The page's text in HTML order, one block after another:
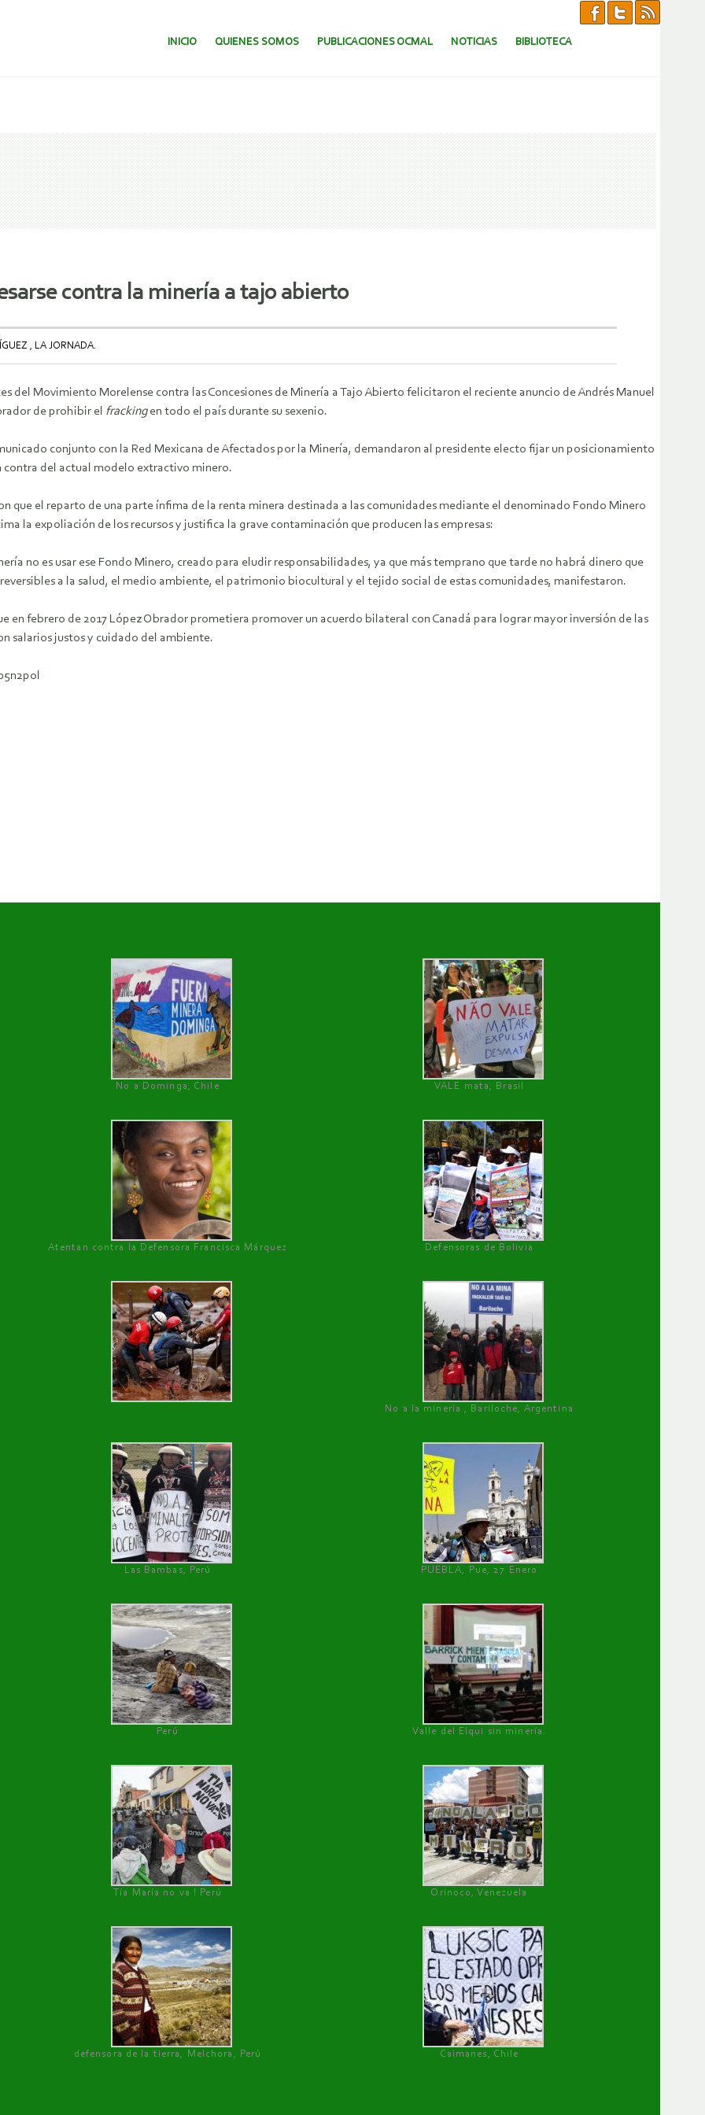
SALTAR AL CONTENIDO.
INICIO QUIENES SOMOS PUBLICACIONES OCMAL NOTICIAS BIBLIOTECA
contra la minería a tajo abierto
, LA JORNADA.
del Movimiento Morelense contra las Concesiones de Minería a Tajo Abierto felicitaron el reciente anuncio de Andrés Manuel
de prohibir el frackingen todo el país durante su sexenio.
conjunto con la Red Mexicana de Afectados por la Minería, demandaron al presidente electo fijar un posicionamiento
contra del actual modelo extractivo minero.
que el reparto de una parte ínfima de la renta minera destinada a las comunidades mediante el denominado Fondo Minero
la expoliación de los recursos y justifica la grave contaminación que producen las empresas:
no es usar ese Fondo Minero, creado para eludir responsabilidades, ya que más temprano que tarde no habrá dinero que
a la salud, el medio ambiente, el patrimonio biocultural y el tejido social de estas comunidades, manifestaron.
en febrero de 2017 López Obrador prometiera promover un acuerdo bilateral con Canadá para lograr mayor inversión de las
salarios justos y cuidado del ambiente.
No a Dominga, Chile
VALE mata, Brasil
Atentan contra la Defensora Francisca Márquez Defensoras de Bolivia
No a la minería , Bariloche, Argentina
Las Bambas, Perú PUEBLA, Pue, 27 Enero
Perú Valle del Elqui sin minería.
Tía María no va ! Perú Orinoco, Venezuela
defensora de la tierra, Melchora, Perú Caimanes, Chile